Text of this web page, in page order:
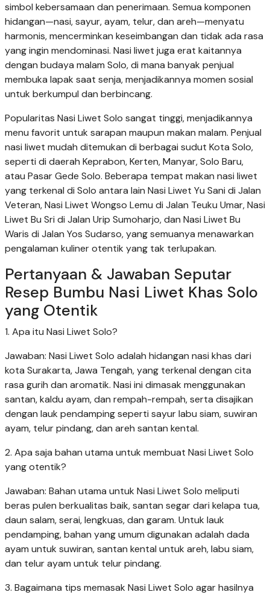
simbol kebersamaan dan penerimaan. Semua komponen
hidangan—nasi, sayur, ayam, telur, dan areh—menyatu
harmonis, mencerminkan keseimbangan dan tidak ada rasa
yang ingin mendominasi. Nasi liwet juga erat kaitannya
dengan budaya malam Solo, di mana banyak penjual
membuka lapak saat senja, menjadikannya momen sosial
untuk berkumpul dan berbincang.
Popularitas Nasi Liwet Solo sangat tinggi, menjadikannya
menu favorit untuk sarapan maupun makan malam. Penjual
nasi liwet mudah ditemukan di berbagai sudut Kota Solo,
seperti di daerah Keprabon, Kerten, Manyar, Solo Baru,
atau Pasar Gede Solo. Beberapa tempat makan nasi liwet
yang terkenal di Solo antara lain Nasi Liwet Yu Sani di Jalan
Veteran, Nasi Liwet Wongso Lemu di Jalan Teuku Umar, Nasi
Liwet Bu Sri di Jalan Urip Sumoharjo, dan Nasi Liwet Bu
Waris di Jalan Yos Sudarso, yang semuanya menawarkan
pengalaman kuliner otentik yang tak terlupakan.
Pertanyaan & Jawaban Seputar
Resep Bumbu Nasi Liwet Khas Solo
yang Otentik
1. Apa itu Nasi Liwet Solo?
Jawaban: Nasi Liwet Solo adalah hidangan nasi khas dari
kota Surakarta, Jawa Tengah, yang terkenal dengan cita
rasa gurih dan aromatik. Nasi ini dimasak menggunakan
santan, kaldu ayam, dan rempah-rempah, serta disajikan
dengan lauk pendamping seperti sayur labu siam, suwiran
ayam, telur pindang, dan areh santan kental.
2. Apa saja bahan utama untuk membuat Nasi Liwet Solo
yang otentik?
Jawaban: Bahan utama untuk Nasi Liwet Solo meliputi
beras pulen berkualitas baik, santan segar dari kelapa tua,
daun salam, serai, lengkuas, dan garam. Untuk lauk
pendamping, bahan yang umum digunakan adalah dada
ayam untuk suwiran, santan kental untuk areh, labu siam,
dan telur ayam untuk telur pindang.
3. Bagaimana tips memasak Nasi Liwet Solo agar hasilnya